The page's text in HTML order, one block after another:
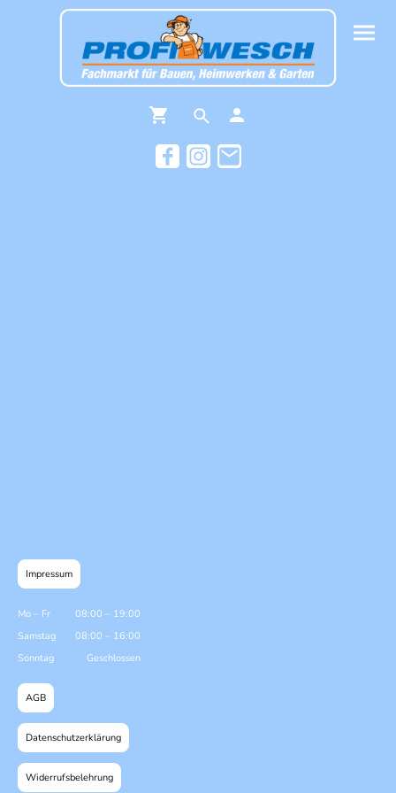
Impressum
Mo – Fr 08:00 – 19:00
Samstag
08:00 – 16:00
Sonntag
Geschlossen
AGB
Datenschutzerklärung
Widerrufsbelehrung